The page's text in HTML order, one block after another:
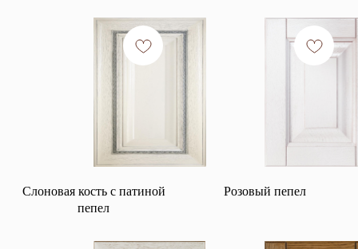
Слоновая кость с патиной
пепел
Розовый пепел